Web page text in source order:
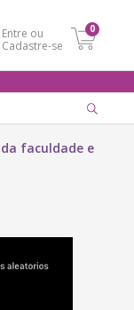
Entre ou
Cadastre-se
0
faculdade e